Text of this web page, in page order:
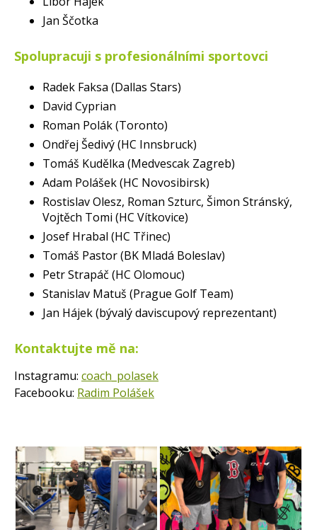
Jan Ščotka
Spolupracuji s profesionálními sportovci
Radek Faksa (Dallas Stars)
David Cyprian
Roman Polák (Toronto)
Ondřej Šedivý (HC Innsbruck)
Tomáš Kudělka (Medvescak Zagreb)
Adam Polášek (HC Novosibirsk)
Rostislav Olesz, Roman Szturc, Šimon Stránský,
Vojtěch Tomi (HC Vítkovice)
Josef Hrabal (HC Třinec)
Tomáš Pastor (BK Mladá Boleslav)
Petr Strapáč (HC Olomouc)
Stanislav Matuš (Prague Golf Team)
Jan Hájek (bývalý daviscupový reprezentant)
Kontaktujte mě na:
Instagramu: coach_polasek
Facebooku: Radim Polášek